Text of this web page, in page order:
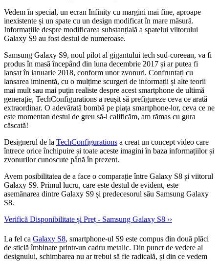
Vedem în special, un ecran Infinity cu margini mai fine, aproape
inexistente și un spate cu un design modificat în mare măsură.
Informațiile despre modificarea substanțială a spatelui viitorului
Galaxy S9 au fost destul de numeroase.
Samsung Galaxy S9, noul pilot al gigantului tech sud-coreean, va fi
produs în masă începând din luna decembrie 2017 și ar putea fi
lansat în ianuarie 2018, conform unor zvonuri. Confruntați cu
lansarea iminentă, cu o mulțime scurgeri de informații și alte teorii
mai mult sau mai puțin realiste despre acest smartphone de ultimă
generație, TechConfigurations a reușit să prefigureze ceva ce arată
extraordinar. O adevărată bombă pe piața smartphone-lor, ceva ce ne
este momentan destul de greu să-l calificăm, am rămas cu gura
căscată!
Designerul de la TechConfigurations a creat un concept video care
întrece orice închipuire și toate aceste imagini în baza informațiilor și
zvonurilor cunoscute până în prezent.
Avem posibilitatea de a face o comparație între Galaxy S8 și viitorul
Galaxy S9. Primul lucru, care este destul de evident, este
asemănarea dintre Galaxy S9 și predecesorul său Samsung Galaxy
S8.
Verifică Disponibilitate și Preț - Samsung Galaxy S8 ››
La fel ca Galaxy S8, smartphone-ul S9 este compus din două plăci
de sticlă îmbinate printr-un cadru metalic. Din punct de vedere al
designului, schimbarea nu ar trebui să fie radicală, și din ce vedem